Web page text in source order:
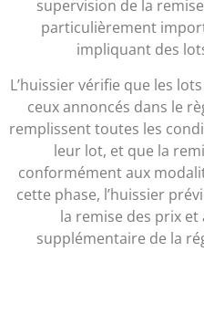
supervision de la
particulièrement
impliquant des
L’huissier vérifie que les
ceux annoncés dans le
remplissent toutes les
leur lot, et que la
conformément aux
cette phase, l’huissier
la remise des prix
supplémentaire de la